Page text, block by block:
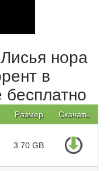
нора
в
Размер Скачать
3.70 GB